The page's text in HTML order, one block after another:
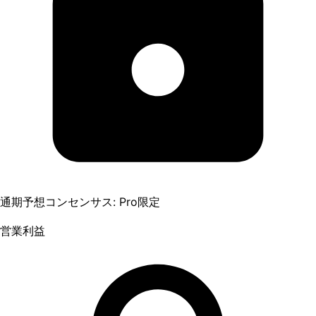
通期予想コンセンサス: Pro限定
営業利益